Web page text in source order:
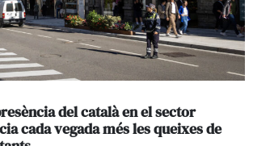
del català en el sector
cada vegada més les queixes de